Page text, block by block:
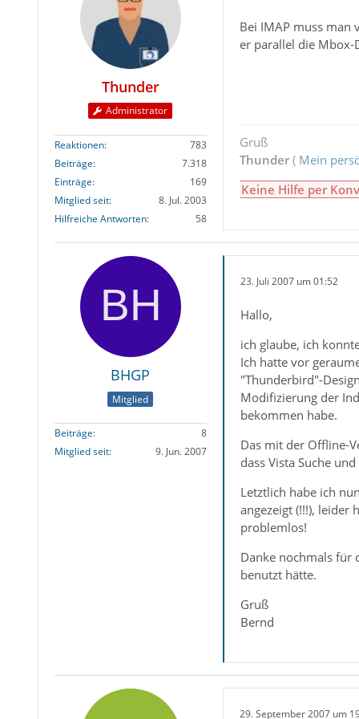
Thunder
Administrator
Reaktionen
783
Beiträge
7.318
Einträge
169
Mitglied seit
8. Jul. 2003
Hilfreiche Antworten
58
Bei IMAP muss man
er parallel die Mbox-
Gruß
Thunder( Mein
Keine Hilfe per
BHGP
Mitglied
Beiträge
8
Mitglied seit
9. Jun. 2007
23. Juli 2007 um 01:52
Hallo,
ich glaube, ich
Ich hatte vor
"Thunderbird"-
Modifizierung der
bekommen habe.
Das mit der Offline-
dass Vista Suche
Letztlich habe ich
angezeigt (!!!),
problemlos!
Danke nochmals für
benutzt hätte.
Gruß
Bernd
29. September 2007 um